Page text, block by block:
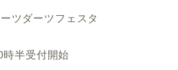
ツダーツフェスタ
時半受付開始